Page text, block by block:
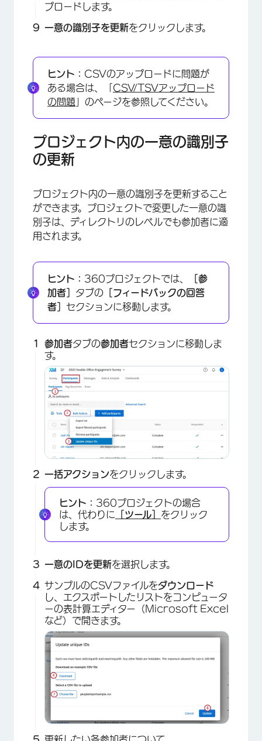
×
×
プロードします。
一意の識別子を更新をクリックします。
ヒント： CSVのアップロードに問題が
ある場合は、「 CSV/TSVアップロード
の問題 」のページを参照してください。
プロジェクト内の一意の識別子
の更新
プロジェクト内の一意の識別子を更新すること
ができます。プロジェクトで変更した一意の識
別子は、ディレクトリのレベルでも参加者に適
用されます。
ヒント： 360プロジェクトでは、
［参
加者］ タブの ［フィードバックの回答
者］ セクションに移動します。
参加者タブの参加者セクションに移動しま
す。
一括アクションをクリックします。
ヒント： 360プロジェクトの場合
は、代わりに
［ツール］ をクリック
します。
一意のIDを更新を選択します。
サンプルのCSVファイルをダウンロード
し、エクスポートしたリストをコンピュータ
ーの表計算エディター（Microsoft Excel
など）で開きます。
更新したい各参加者について、